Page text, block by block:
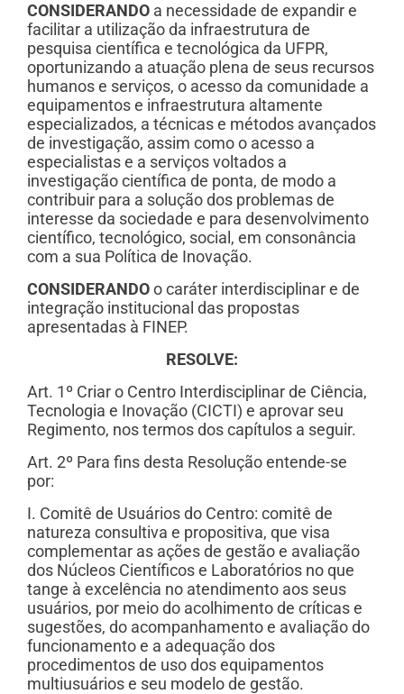
CONSIDERANDO a necessidade de expandir e
facilitar a utilização da infraestrutura de
pesquisa científica e tecnológica da UFPR,
oportunizando a atuação plena de seus recursos
humanos e serviços, o acesso da comunidade a
equipamentos e infraestrutura altamente
especializados, a técnicas e métodos avançados
de investigação, assim como o acesso a
especialistas e a serviços voltados a
investigação científica de ponta, de modo a
contribuir para a solução dos problemas de
interesse da sociedade e para desenvolvimento
científico, tecnológico, social, em consonância
com a sua Política de Inovação.
CONSIDERANDO o caráter interdisciplinar e de
integração institucional das propostas
apresentadas à FINEP.
RESOLVE:
Art. 1º Criar o Centro Interdisciplinar de Ciência,
Tecnologia e Inovação (CICTI) e aprovar seu
Regimento, nos termos dos capítulos a seguir.
Art. 2º Para fins desta Resolução entende-se
por:
I. Comitê de Usuários do Centro: comitê de
natureza consultiva e propositiva, que visa
complementar as ações de gestão e avaliação
dos Núcleos Científicos e Laboratórios no que
tange à excelência no atendimento aos seus
usuários, por meio do acolhimento de críticas e
sugestões, do acompanhamento e avaliação do
funcionamento e a adequação dos
procedimentos de uso dos equipamentos
multiusuários e seu modelo de gestão.